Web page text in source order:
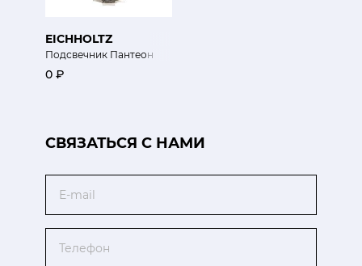
EICHHOLTZ
Подсвечник Пантеон
0 ₽
CВЯЗАТЬСЯ С НАМИ